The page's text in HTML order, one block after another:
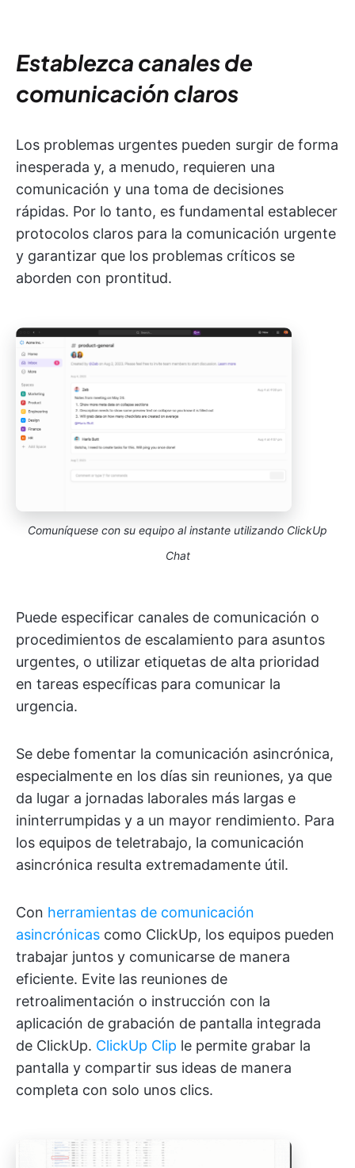
Establezca canales de
comunicación claros
Los problemas urgentes pueden surgir de forma
inesperada y, a menudo, requieren una
comunicación y una toma de decisiones
rápidas. Por lo tanto, es fundamental establecer
protocolos claros para la comunicación urgente
y garantizar que los problemas críticos se
aborden con prontitud.
Comuníquese con su equipo al instante utilizando ClickUp
Chat
Puede especificar canales de comunicación o
procedimientos de escalamiento para asuntos
urgentes, o utilizar etiquetas de alta prioridad
en tareas específicas para comunicar la
urgencia.
Se debe fomentar la comunicación asincrónica,
especialmente en los días sin reuniones, ya que
da lugar a jornadas laborales más largas e
ininterrumpidas y a un mayor rendimiento. Para
los equipos de teletrabajo, la comunicación
asincrónica resulta extremadamente útil.
Con herramientas de comunicación
asincrónicas como ClickUp, los equipos pueden
trabajar juntos y comunicarse de manera
eficiente. Evite las reuniones de
retroalimentación o instrucción con la
aplicación de grabación de pantalla integrada
de ClickUp. ClickUp Clip le permite grabar la
pantalla y compartir sus ideas de manera
completa con solo unos clics.